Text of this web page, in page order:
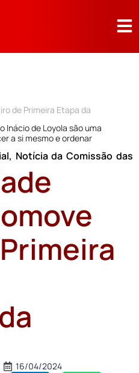
de Primeira Etapa da
Inácio de Loyola são uma
a si mesmo e ordenar
, Notícia da Comissão das
16/04/2024